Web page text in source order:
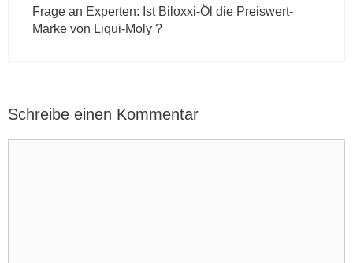
Frage an Experten: Ist Biloxxi-Öl die Preiswert-
Marke von Liqui-Moly ?
Schreibe einen Kommentar